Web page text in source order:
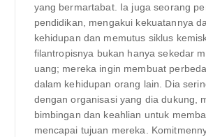
yang bermartabat. Ia juga seorang
pendidikan, mengakui kekuatannya
kehidupan dan memutus siklus
filantropisnya bukan hanya sekedar
uang; mereka ingin membuat
dalam kehidupan orang lain. Dia
dengan organisasi yang dia dukung,
bimbingan dan keahlian untuk
mencapai tujuan mereka.